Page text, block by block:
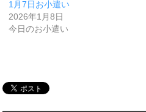
1月7日お小遣い
2026年1月8日
今日のお小遣い